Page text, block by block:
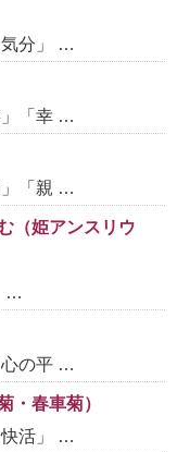
気分」 …
」「幸 …
」「親 …
（姫アンスリウ
…
心の平 …
・春車菊）
快活」 …